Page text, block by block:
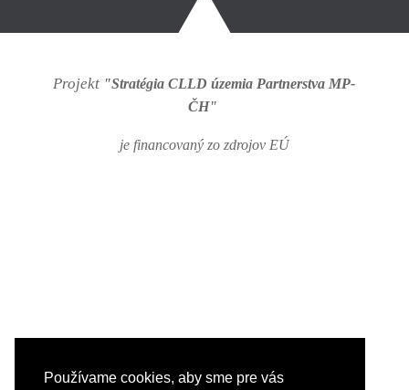
Používame cookies, aby sme pre vás
Projekt "Stratégia CLLD územia Partnerstva MP-
ČH"
je financovaný zo zdrojov EÚ